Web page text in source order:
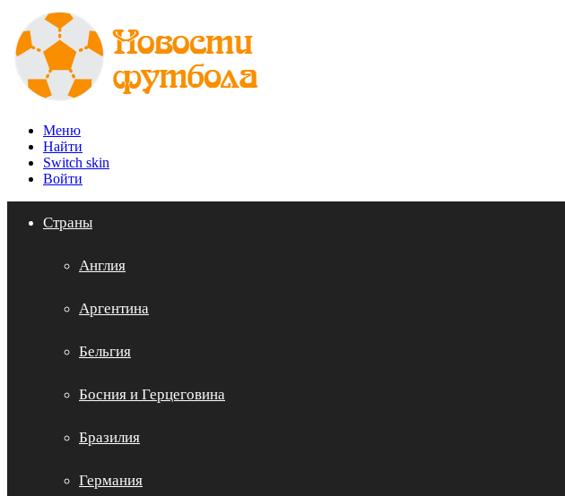
Меню
Найти
Switch skin
Войти
Страны
Англия
Аргентина
Бельгия
Босния и Герцеговина
Бразилия
Германия